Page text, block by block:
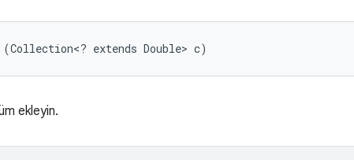
extends Double> c)
ekleyin.